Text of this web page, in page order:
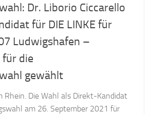
Dr. Liborio Ciccarello
für DIE LINKE für
Ludwigshafen –
die
gewählt
Rhein. Die Wahl als Direkt-Kandidat
am 26. September 2021 für